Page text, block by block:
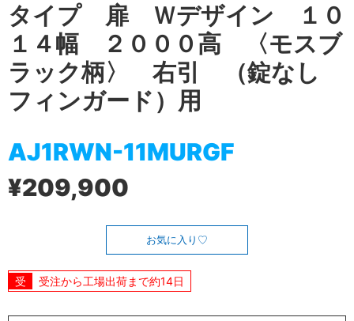
タイプ 扉 Ｗデザイン １０
１４幅 ２０００高 〈モスブ
ラック柄〉 右引 （錠なし
フィンガード）用
AJ1RWN-11MURGF
¥209,900
お気に入り
受注から工場出荷まで約14日